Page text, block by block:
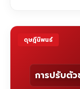
ดุษฎีนิพนธ์
การปรับตั